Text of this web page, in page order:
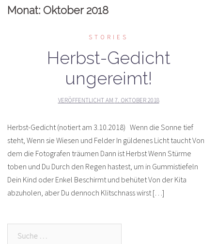
Monat: Oktober 2018
STORIES
Herbst-Gedicht
ungereimt!
VERÖFFENTLICHT AM 7. OKTOBER 2018
Herbst-Gedicht (notiert am 3.10.2018) Wenn die Sonne tief
steht, Wenn sie Wiesen und Felder In güldenes Licht taucht Von
dem die Fotografen träumen Dann ist Herbst Wenn Stürme
toben und Du Durch den Regen hastest, um in Gummistiefeln
Dein Kind oder Enkel Beschirmt und behütet Von der Kita
abzuholen, aber Du dennoch Klitschnass wirst […]